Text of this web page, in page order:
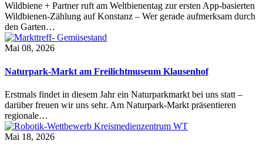
Wildbiene + Partner ruft am Weltbienentag zur ersten App-basierten
Wildbienen-Zählung auf Konstanz – Wer gerade aufmerksam durch
den Garten…
Mai 08, 2026
Naturpark-Markt am Freilichtmuseum Klausenhof
Erstmals findet in diesem Jahr ein Naturparkmarkt bei uns statt –
darüber freuen wir uns sehr. Am Naturpark-Markt präsentieren
regionale…
Mai 18, 2026